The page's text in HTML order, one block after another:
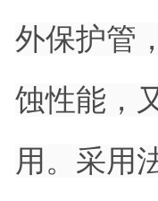
外保护管
蚀性能，
用。采用